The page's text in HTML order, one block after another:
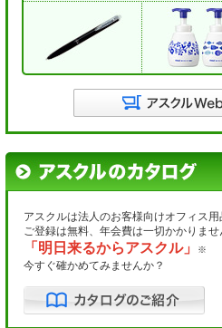
アスクルは法人のお客様向けオフィス
ご登録は無料、年会費は一切かかりませ
「明日来るからアスクル」 ※
今すぐ確かめてみませんか？